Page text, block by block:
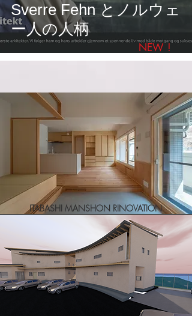
Sverre Fehn とノルウェ
ー人の人柄
NEW !
ITABASHI MANSHON RINOVATION